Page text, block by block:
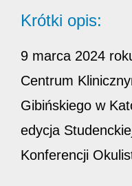
Krótki opis:
9 marca 2024
Centrum
Gibińskiego w
edycja
Konferencji